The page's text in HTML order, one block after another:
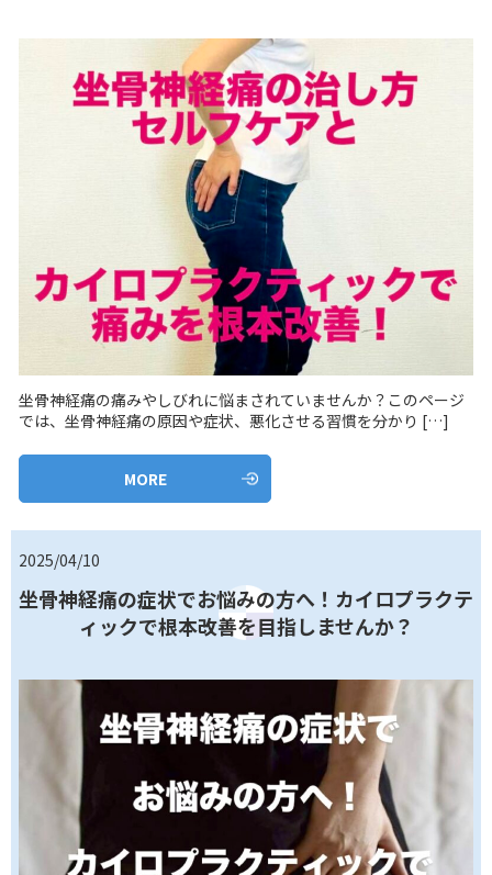
坐骨神経痛の痛みやしびれに悩まされていませんか？このページ
では、坐骨神経痛の原因や症状、悪化させる習慣を分かり […]
MORE
2025/04/10
坐骨神経痛の症状でお悩みの方へ！カイロプラクテ
ィックで根本改善を目指しませんか？